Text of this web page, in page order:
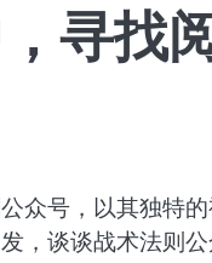
寻找
众号，以其独特
，谈谈战术法则